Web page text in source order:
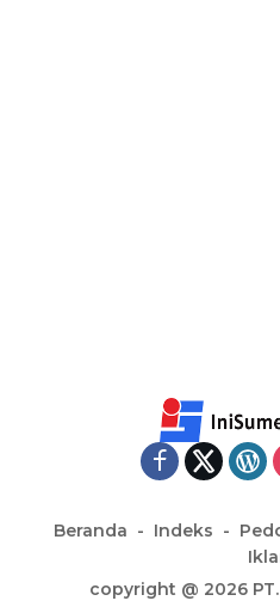
Beranda Indeks
copyright @ 2026